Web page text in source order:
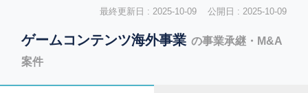
最終更新日 : 2025-10-09 公開日 : 2025-10-09
ゲームコンテンツ海外事業 の事業承継・M&A
案件